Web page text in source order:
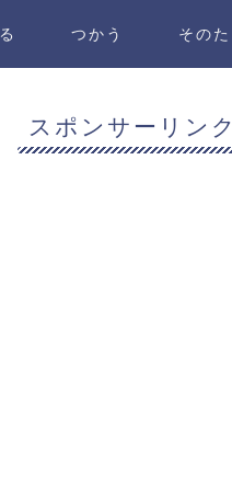
つかう そのた
スポンサーリンク